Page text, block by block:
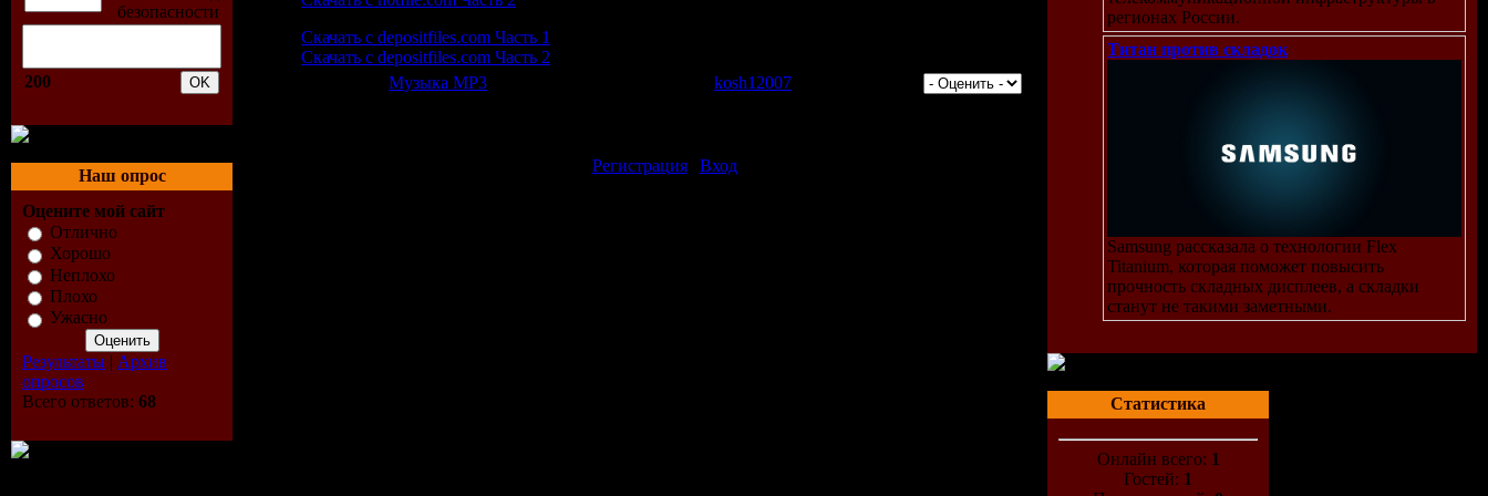
200
Наш опрос
Оцените мой сайт
Отлично
Хорошо
Неплохо
Плохо
Ужасно
Результаты | Архив
опросов
Всего ответов: 68
Скачать с depositfiles.com Часть 1
Скачать с depositfiles.com Часть 2
Музыка МР3 kosh12007
Регистрация| Вход]
регионах России.
Титан против складок
Samsung рассказала о технологии Flex
Titanium, которая поможет повысить
прочность складных дисплеев, а складки
станут не такими заметными.
Статистика
Онлайн всего: 1
Гостей: 1